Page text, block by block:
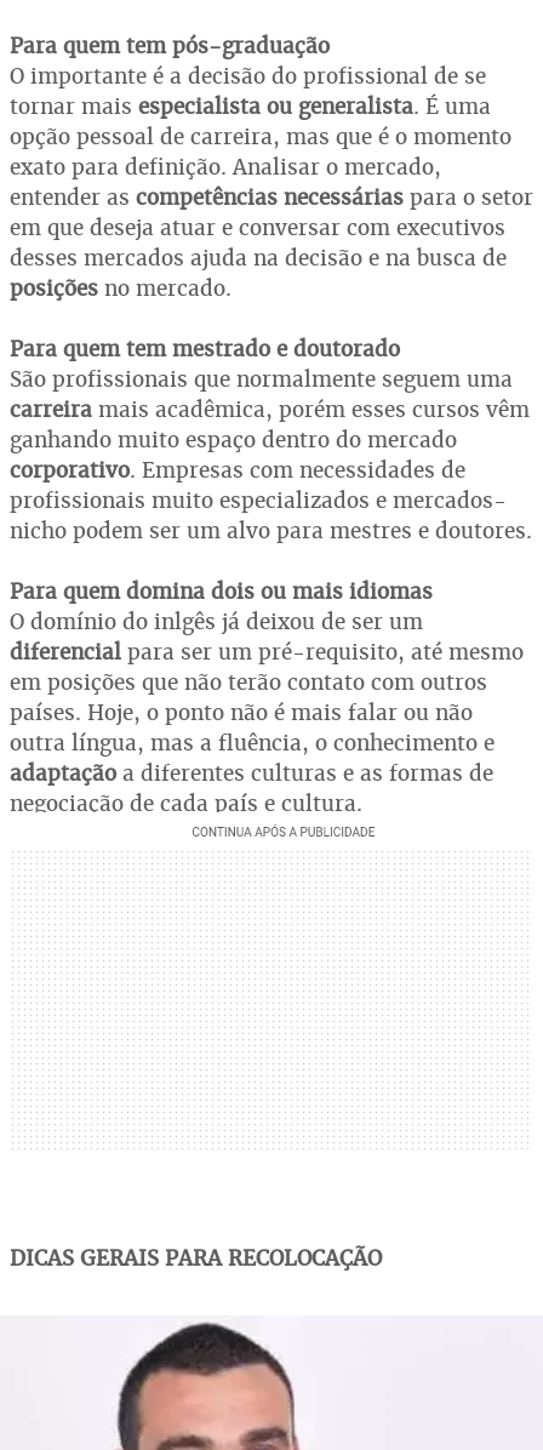
Para quem tem pós-graduação
O importante é a decisão do profissional de se
tornar mais especialista ou generalista. É uma
opção pessoal de carreira, mas que é o momento
exato para definição. Analisar o mercado,
entender as competências necessárias para o setor
em que deseja atuar e conversar com executivos
desses mercados ajuda na decisão e na busca de
posições no mercado.
Para quem tem mestrado e doutorado
São profissionais que normalmente seguem uma
carreira mais acadêmica, porém esses cursos vêm
ganhando muito espaço dentro do mercado
corporativo. Empresas com necessidades de
profissionais muito especializados e mercados-
nicho podem ser um alvo para mestres e doutores.
Para quem domina dois ou mais idiomas
O domínio do inlgês já deixou de ser um
diferencial para ser um pré-requisito, até mesmo
em posições que não terão contato com outros
países. Hoje, o ponto não é mais falar ou não
outra língua, mas a fluência, o conhecimento e
adaptação a diferentes culturas e as formas de
negociação de cada país e cultura.
DICAS GERAIS PARA RECOLOCAÇÃO